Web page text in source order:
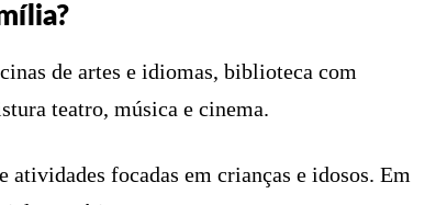
de artes e idiomas, biblioteca com
teatro, música e cinema.
atividades focadas em crianças e idosos. Em